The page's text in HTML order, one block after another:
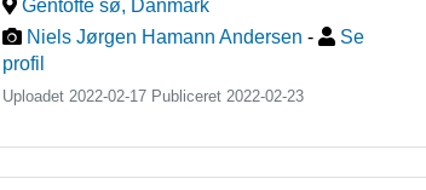
Gentofte sø, Danmark
Niels Jørgen Hamann Andersen -
Se
profil
Uploadet 2022-02-17 Publiceret 2022-02-23